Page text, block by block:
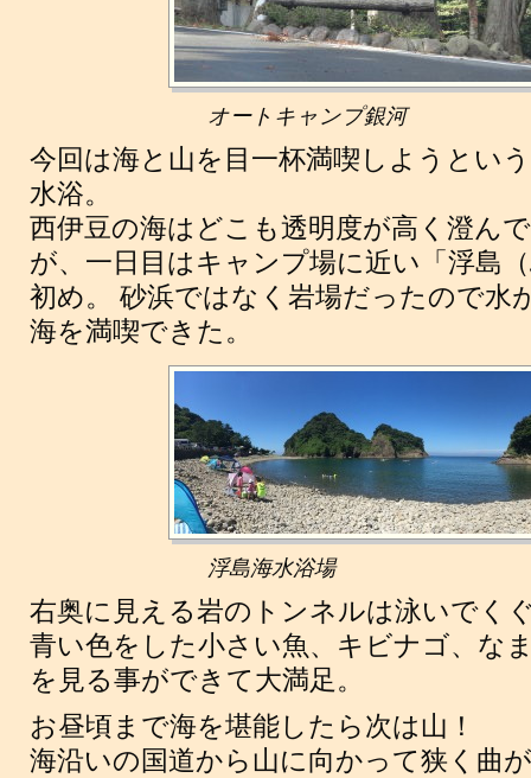
オートキャンプ銀河
今回は海と山を目一杯満喫しようとい
水浴。
西伊豆の海はどこも透明度が高く澄ん
が、一日目はキャンプ場に近い「浮島
初め。 砂浜ではなく岩場だったので水
海を満喫できた。
浮島海水浴場
右奥に見える岩のトンネルは泳いでく
青い色をした小さい魚、キビナゴ、な
を見る事ができて大満足。
お昼頃まで海を堪能したら次は山！
海沿いの国道から山に向かって狭く曲